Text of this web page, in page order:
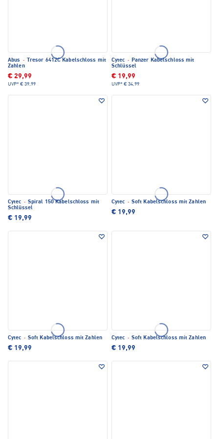
Abus ·
Tresor 6412C Kabelschloss mit
Zahlen
€ 29,99
UVP* € 39,99
Cytec · Panzer Kabelschloss mit
Schlüssel
€ 19,99
UVP* € 34,99
Cytec · Spiral 150 Kabelschloss mit
Schlüssel
€ 19,99
Cytec · Soft Kabelschloss mit Zahlen
€ 19,99
Cytec · Soft Kabelschloss mit Zahlen
€ 19,99
Cytec · Soft Kabelschloss mit Zahlen
€ 19,99